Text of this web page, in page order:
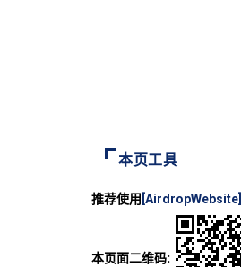
本页工具
推荐使用 [AirdropWebsite]
本页面二维码: